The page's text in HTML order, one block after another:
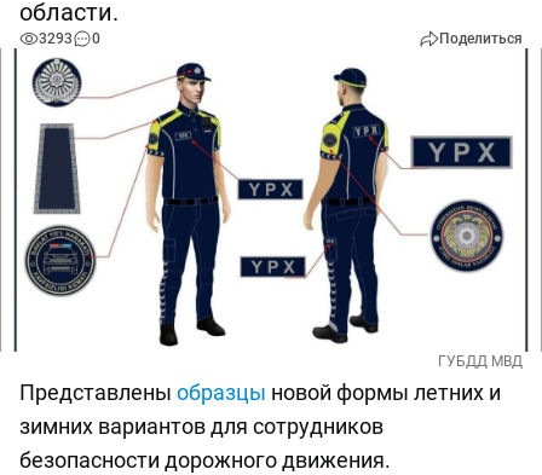
области.
3293 0 Поделиться
ГУБДД МВД
Представлены образцы новой формы летних и
зимних вариантов для сотрудников
безопасности дорожного движения.